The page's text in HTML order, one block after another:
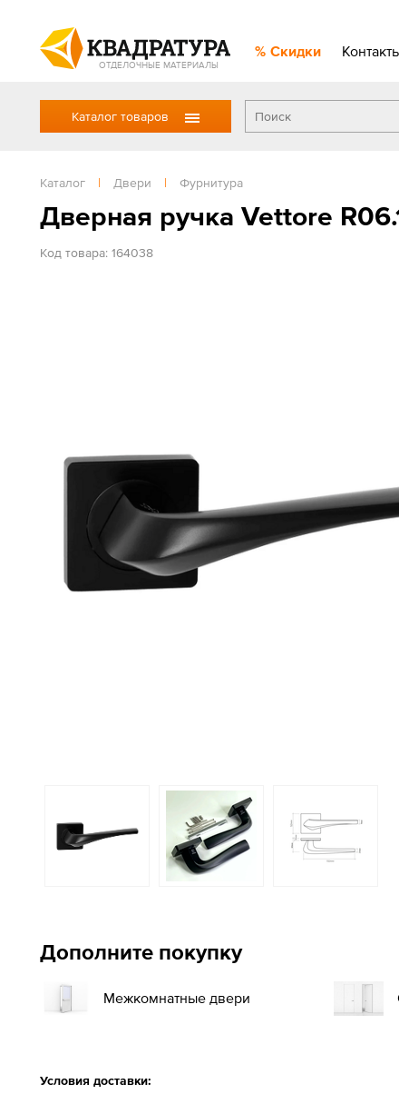
ОТДЕЛОЧНЫЕ МАТЕРИАЛЫ
Скидки
Каталог товаров
Каталог | Двери | Фурнитура
Дверная ручка Vettore
Код товара: 164038
Дополните покупку
Межкомнатные двери
Условия доставки: